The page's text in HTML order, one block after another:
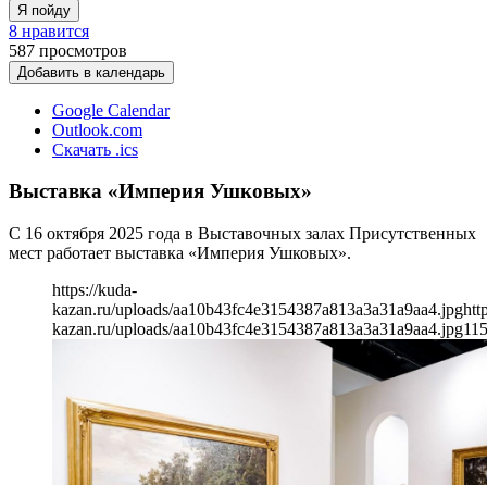
Я пойду
8 нравится
587 просмотров
Добавить в календарь
Google Calendar
Outlook.com
Скачать .ics
Выставка «Империя Ушковых»
С 16 октября 2025 года в Выставочных залах Присутственных
мест работает выставка «Империя Ушковых».
https://kuda-
kazan.ru/uploads/aa10b43fc4e3154387a813a3a31a9aa4.jpg
kazan.ru/uploads/aa10b43fc4e3154387a813a3a31a9aa4.jpg